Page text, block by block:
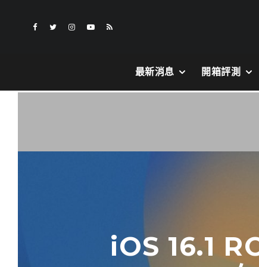
最新消息 開箱評測
iOS 16.1